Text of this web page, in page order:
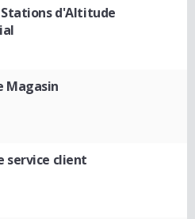
Stations d'Altitude
Magasin
service client